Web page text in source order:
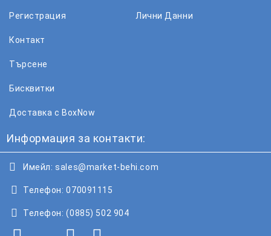
Регистрация Лични Данни
Контакт
Търсене
Бисквитки
Доставка с BoxNow
Информация за контакти:
Имейл: sales@market-behi.com
Телефон: 070091115
Телефон: (0885) 502 904